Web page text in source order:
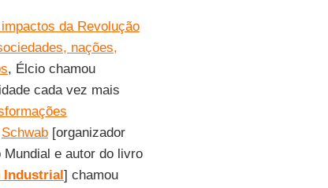
da Revolução
nações,
, Élcio chamou
cada vez mais
Schwab[organizador
e autor do livro
Industrial] chamou